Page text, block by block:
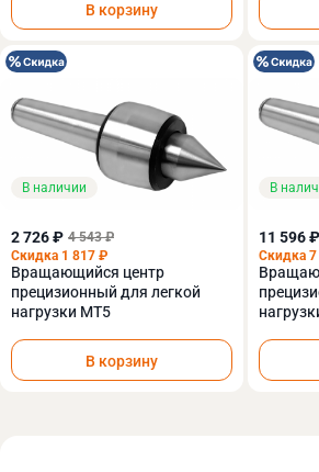
В корзину
В наличии
2 726 ₽ 4 543 ₽
Скидка 1 817 ₽
Вращающийся центр
прецизионный для легкой
нагрузки МТ5
В корзину
В
11 596 ₽
Скидка